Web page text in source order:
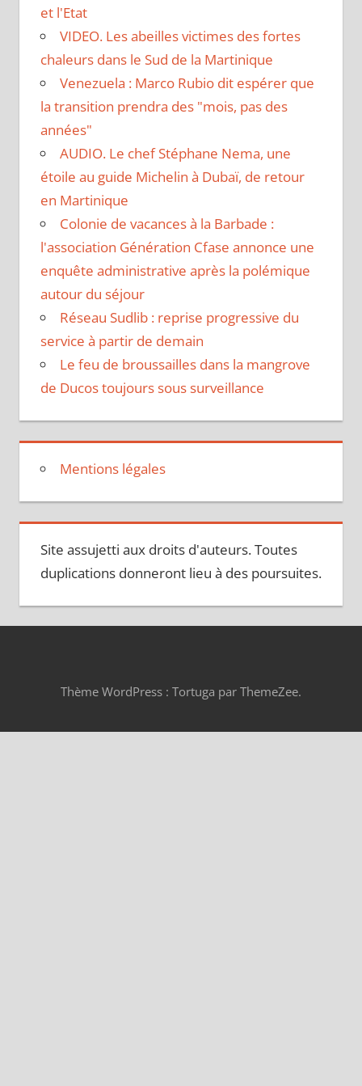
et l'Etat
VIDEO. Les abeilles victimes des fortes
chaleurs dans le Sud de la Martinique
Venezuela : Marco Rubio dit espérer que
la transition prendra des "mois, pas des
années"
AUDIO. Le chef Stéphane Nema, une
étoile au guide Michelin à Dubaï, de retour
en Martinique
Colonie de vacances à la Barbade :
l'association Génération Cfase annonce une
enquête administrative après la polémique
autour du séjour
Réseau Sudlib : reprise progressive du
service à partir de demain
Le feu de broussailles dans la mangrove
de Ducos toujours sous surveillance
Mentions légales
Site assujetti aux droits d'auteurs. Toutes
duplications donneront lieu à des poursuites.
Thème WordPress : Tortuga par ThemeZee.